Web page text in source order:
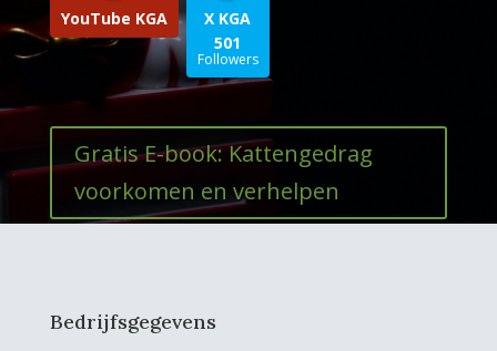
YouTube KGA
X KGA
501
Followers
Gratis E-book: Kattengedrag
voorkomen en verhelpen
Bedrijfsgegevens